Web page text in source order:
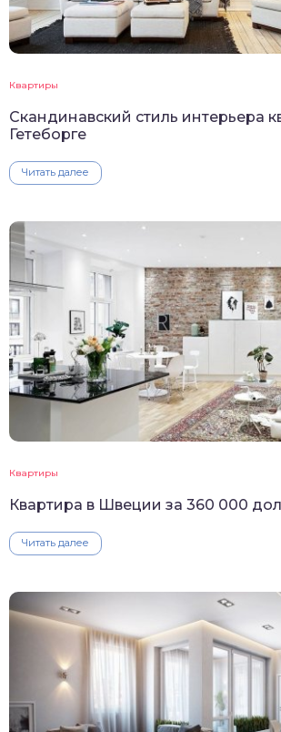
Квартиры
Скандинавский стиль интерьера
Гетеборге
Читать далее
Квартиры
Квартира в Швеции за 360 000
Читать далее